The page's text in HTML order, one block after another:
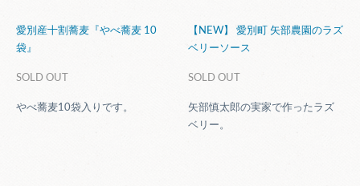
愛別産十割蕎麦『やべ蕎麦 10
袋』
SOLD OUT
やべ蕎麦10袋入りです。
【NEW】 愛別町 矢部農園のラズ
ベリーソース
SOLD OUT
矢部慎太郎の実家で作ったラズ
ベリー。